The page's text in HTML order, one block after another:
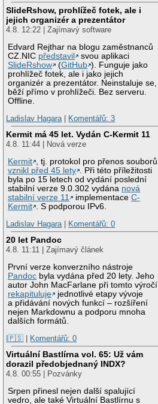
SlideRshow, prohlížeč fotek, ale i
jejich organizér a prezentátor
4.8. 12:22 | Zajímavý software
Edvard Rejthar na blogu zaměstnanců
CZ.NIC představil
svou aplikaci
SlideRshow
(GitHub ). Funguje jako
prohlížeč fotek, ale i jako jejich
organizér a prezentátor. Neinstaluje se,
běží přímo v prohlížeči. Bez serveru.
Offline.
Ladislav Hagara| Komentářů: 3
Kermit má 45 let. Vydán C-Kermit 11
4.8. 11:44 | Nová verze
Kermit
, tj. protokol pro přenos souborů,
vznikl před 45 lety
. Při této příležitosti
byla po 15 letech od vydání poslední
stabilní verze 9.0.302 vydána nová
stabilní verze 11
implementaceC-
Kermit
. S podporou IPv6.
Ladislav Hagara| Komentářů: 0
20 let Pandoc
4.8. 11:11 | Zajímavý článek
První verze konverzního nástroje
Pandoc byla vydána před 20 lety. Jeho
autor John MacFarlane při tomto výročí
rekapituluje
jednotlivé etapy vývoje
a přidávání nových funkcí – rozšíření
nejen Markdownu a podporu mnoha
dalších formátů.
|🇵🇸
Komentářů: 0
Virtuální Bastlírna vol. 65: Už vám
dorazil předobjednaný INDX?
4.8. 00:55 | Pozvánky
Srpen přinesl nejen další spalující
vedro, ale také Virtuální Bastlírnu s